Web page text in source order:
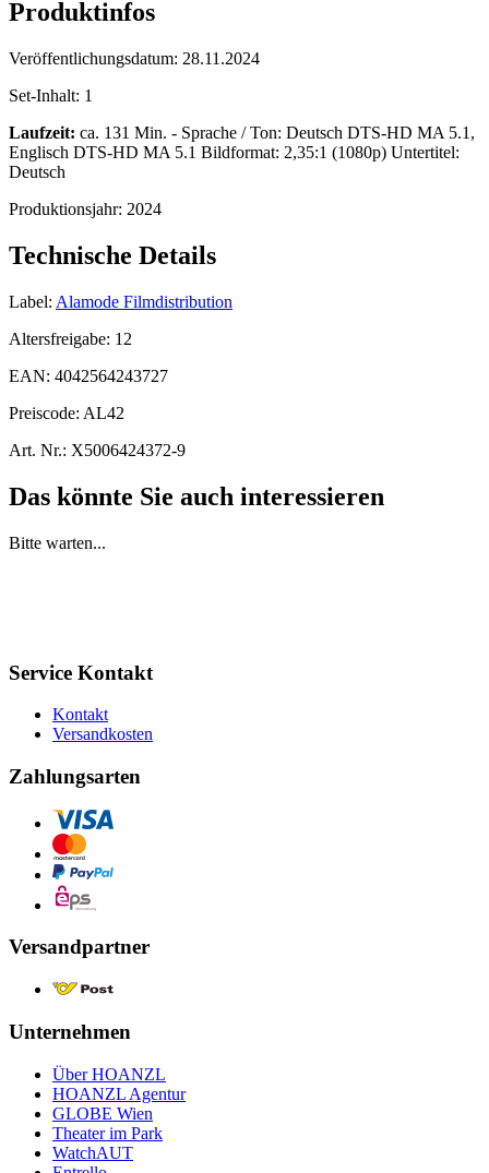
Produktinfos
Veröffentlichungsdatum: 28.11.2024
Set-Inhalt: 1
Laufzeit: ca. 131 Min. - Sprache / Ton: Deutsch DTS-HD MA 5.1,
Englisch DTS-HD MA 5.1 Bildformat: 2,35:1 (1080p) Untertitel:
Deutsch
Produktionsjahr: 2024
Technische Details
Label: Alamode Filmdistribution
Altersfreigabe: 12
EAN: 4042564243727
Preiscode: AL42
Art. Nr.: X5006424372-9
Das könnte Sie auch interessieren
Bitte warten...
Service Kontakt
Kontakt
Versandkosten
Zahlungsarten
Versandpartner
Unternehmen
Über HOANZL
HOANZL Agentur
GLOBE Wien
Theater im Park
WatchAUT